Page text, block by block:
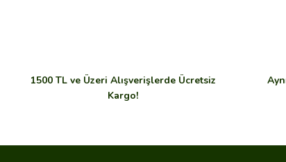
1500 TL ve Üzeri Alışverişlerde Ücretsiz
Kargo!